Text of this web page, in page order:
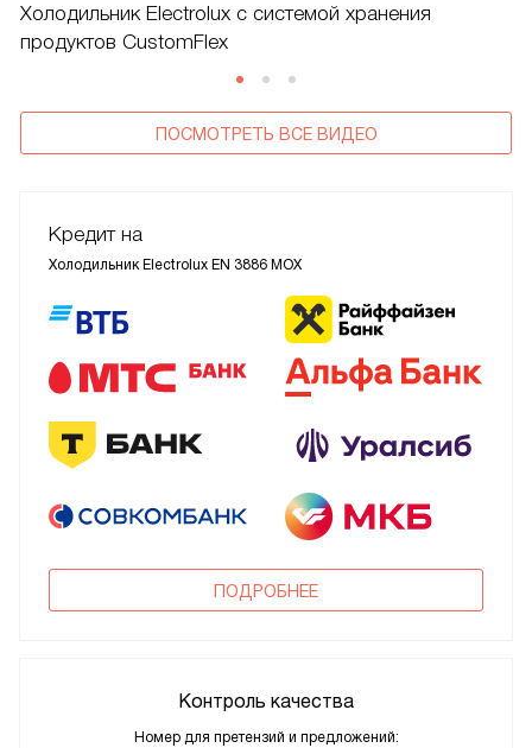
Холодильник Electrolux c системой хранения
продуктов CustomFlex
ПОСМОТРЕТЬ ВСЕ ВИДЕО
Кредит на
Холодильник Electrolux EN 3886 MOX
ПОДРОБНЕЕ
Контроль качества
Номер для претензий и предложений: